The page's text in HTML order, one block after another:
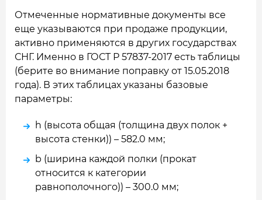
Отмеченные нормативные документы все
еще указываются при продаже продукции,
активно применяются в других государствах
СНГ. Именно в ГОСТ Р 57837-2017 есть таблицы
(берите во внимание поправку от 15.05.2018
года). В этих таблицах указаны базовые
параметры:
h (высота общая (толщина двух полок +
высота стенки)) – 582.0 мм;
b (ширина каждой полки (прокат
относится к категории
равнополочного)) – 300.0 мм;